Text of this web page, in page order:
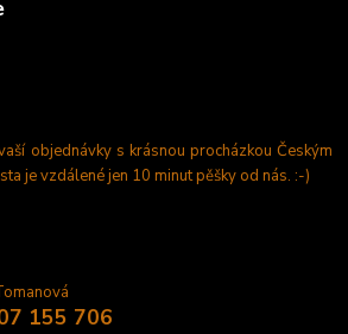
objednávky s krásnou procházkou Českým
je vzdálené jen 10 minut pěšky od nás. :-)
155 706